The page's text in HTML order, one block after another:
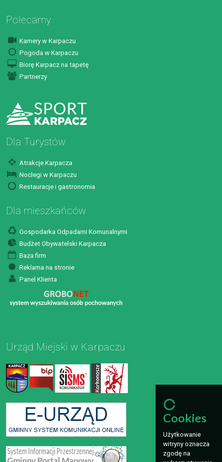
Polecamy
Kamery w Karpaczu
Pogoda w Karpaczu
Biorę Karpacz na tapetę
Partnerzy
Dla Turystów
Atrakcje Karpacza
Noclegi w Karpaczu
Restauracje i gastronomia
Dla mieszkańców
Gospodarka Odpadami Komunalnymi
Budżet Obywatelski Karpacza
Baza firm
Reklama na stronie
Panel Klienta
Urząd Miejski w Karpaczu
Cookies
Użytkowanie
witryny oznacza
zgodę na